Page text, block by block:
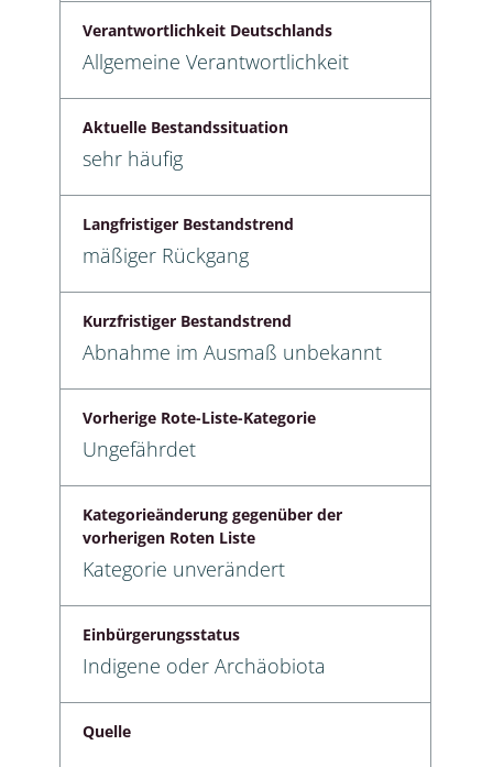
Verantwortlichkeit Deutschlands
Allgemeine Verantwortlichkeit
Aktuelle Bestandssituation
sehr häufig
Langfristiger Bestandstrend
mäßiger Rückgang
Kurzfristiger Bestandstrend
Abnahme im Ausmaß unbekannt
Vorherige Rote-Liste-Kategorie
Ungefährdet
Kategorieänderung gegenüber der
vorherigen Roten Liste
Kategorie unverändert
Einbürgerungsstatus
Indigene oder Archäobiota
Quelle